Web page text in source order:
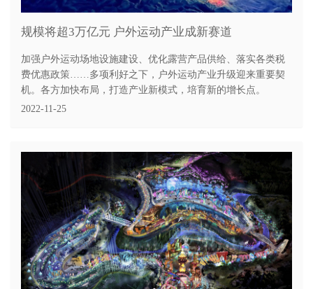
规模将超3万亿元 户外运动产业成新赛道
加强户外运动场地设施建设、优化露营产品供给、落实各类税
费优惠政策……多项利好之下，户外运动产业升级迎来重要契
机。各方加快布局，打造产业新模式，培育新的增长点。
2022-11-25